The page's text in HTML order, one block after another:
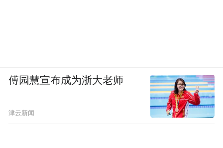
傅园慧宣布成为浙大老师
津云新闻